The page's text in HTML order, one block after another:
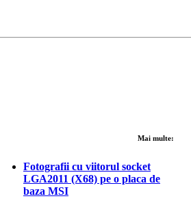
Mai multe:
Fotografii cu viitorul socket
LGA2011 (X68) pe o placa de
baza MSI